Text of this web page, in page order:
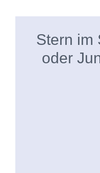
Stern im
oder